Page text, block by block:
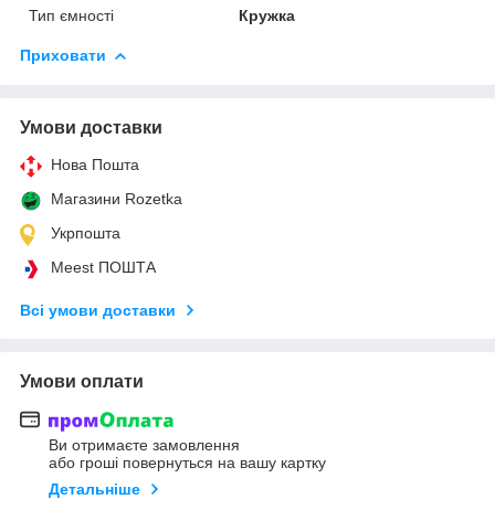
Тип ємності
Кружка
Приховати
Умови доставки
Нова Пошта
Магазини Rozetka
Укрпошта
Meest ПОШТА
Всі умови доставки
Умови оплати
Ви отримаєте замовлення
або гроші повернуться на вашу картку
Детальніше